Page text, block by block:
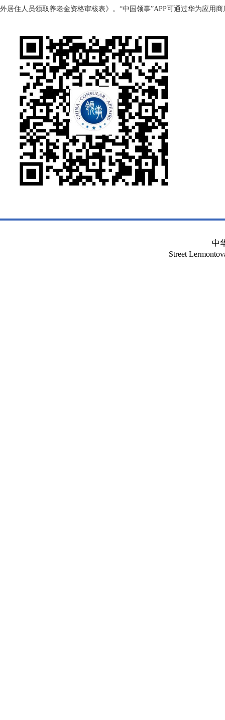
外居住人员领取养老金资格审核表》。 “中国领事”APP可通过华为应用商
中
Street